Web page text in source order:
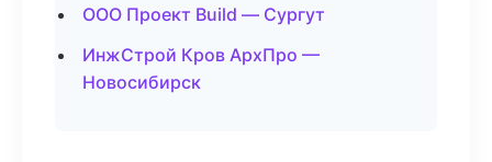
ООО Проект Build — Сургут
ИнжСтрой Кров АрхПро —
Новосибирск